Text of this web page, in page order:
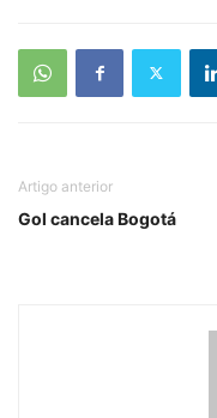
Artigo anterior
Gol cancela Bogotá